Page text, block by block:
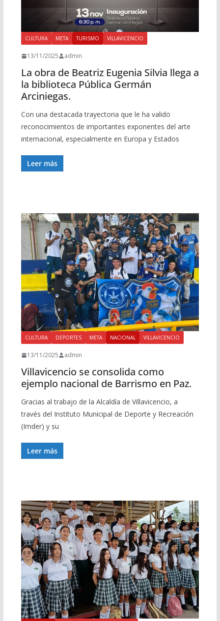
CULTURA META TURISMO VILLAVICENCIO
13/11/2025 admin
La obra de Beatriz Eugenia Silvia llega a
la biblioteca Pública Germán
Arciniegas.
Con una destacada trayectoria que le ha valido
reconocimientos de importantes exponentes del arte
internacional, especialmente en Europa y Estados
Leer más
CULTURA DEPORTES META NACIONAL VILLAVICENCIO
13/11/2025 admin
Villavicencio se consolida como
ejemplo nacional de Barrismo en Paz.
Gracias al trabajo de la Alcaldía de Villavicencio, a
través del Instituto Municipal de Deporte y Recreación
(Imder) y su
Leer más